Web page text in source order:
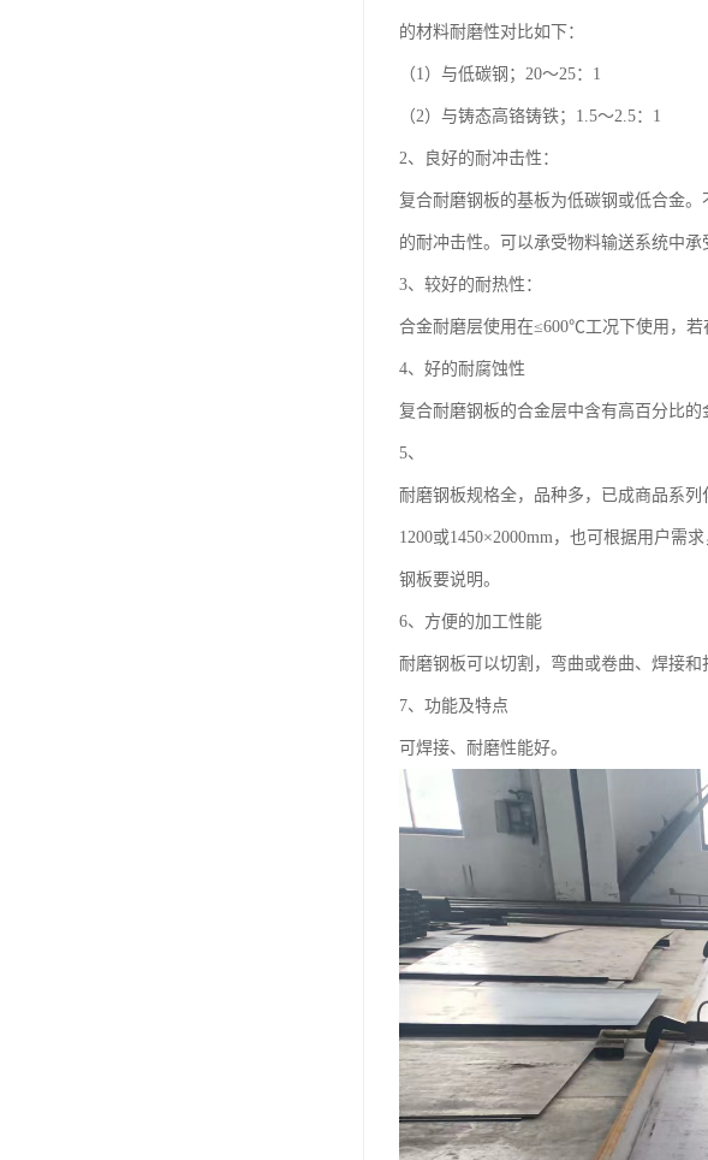
的材料耐磨性对比如下：
（1）与低碳钢；20～25：1
（2）与铸态高铬铸铁；1.5～2.5：1
2、良好的耐冲击性：
复合耐磨钢板的基板为低碳钢或低合金
的耐冲击性。可以承受物料输送系统中承
3、较好的耐热性：
合金耐磨层使用在≤600℃工况下使用，
4、好的耐腐蚀性
复合耐磨钢板的合金层中含有高百分比
5、
耐磨钢板规格全，品种多，已成商品系
1200或1450×2000mm，也可根据用户需
钢板要说明。
6、方便的加工性能
耐磨钢板可以切割，弯曲或卷曲、焊接
7、功能及特点
可焊接、耐磨性能好。